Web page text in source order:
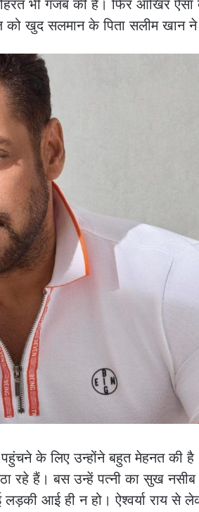
भी गजब की है। फिर आखिर
खुद सलमान के पिता सलीम खान ने
के लिए उन्होंने बहुत मेहनत की
रहे हैं। बस उन्हें पत्नी का सुख नसीब
लड़की आई ही न हो। ऐश्वर्या राय से